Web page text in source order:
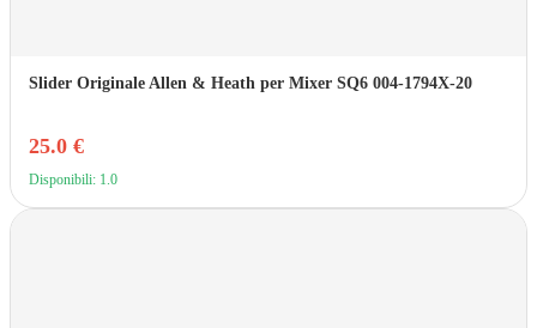
Slider Originale Allen & Heath per Mixer SQ6 004-1794X-20
25.0 €
Disponibili: 1.0